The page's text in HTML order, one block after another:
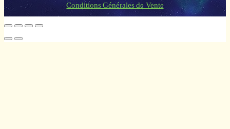
Conditions Générales de Vente